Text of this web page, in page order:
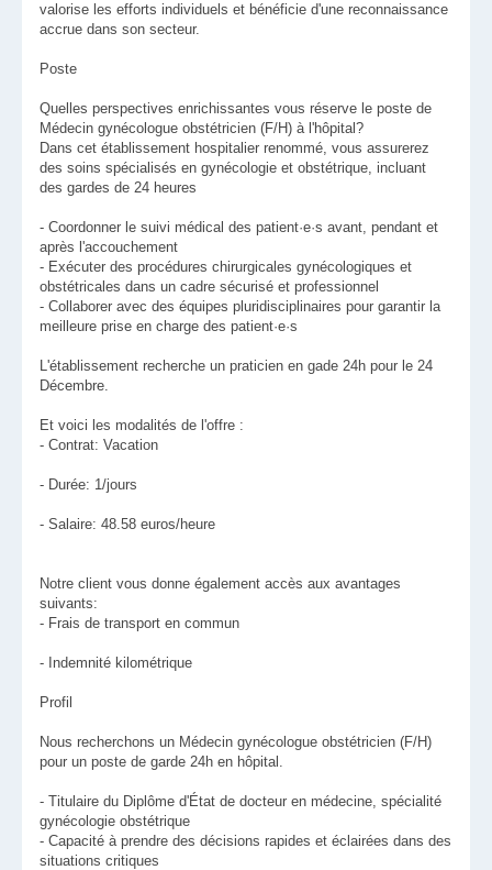
valorise les efforts individuels et bénéficie d'une reconnaissance
accrue dans son secteur.
Poste
Quelles perspectives enrichissantes vous réserve le poste de
Médecin gynécologue obstétricien (F/H) à l'hôpital?
Dans cet établissement hospitalier renommé, vous assurerez
des soins spécialisés en gynécologie et obstétrique, incluant
des gardes de 24 heures
- Coordonner le suivi médical des patient·e·s avant, pendant et
après l'accouchement
- Exécuter des procédures chirurgicales gynécologiques et
obstétricales dans un cadre sécurisé et professionnel
- Collaborer avec des équipes pluridisciplinaires pour garantir la
meilleure prise en charge des patient·e·s
L'établissement recherche un praticien en gade 24h pour le 24
Décembre.
Et voici les modalités de l'offre :
- Contrat: Vacation
- Durée: 1/jours
- Salaire: 48.58 euros/heure
Notre client vous donne également accès aux avantages
suivants:
- Frais de transport en commun
- Indemnité kilométrique
Profil
Nous recherchons un Médecin gynécologue obstétricien (F/H)
pour un poste de garde 24h en hôpital.
- Titulaire du Diplôme d'État de docteur en médecine, spécialité
gynécologie obstétrique
- Capacité à prendre des décisions rapides et éclairées dans des
situations critiques